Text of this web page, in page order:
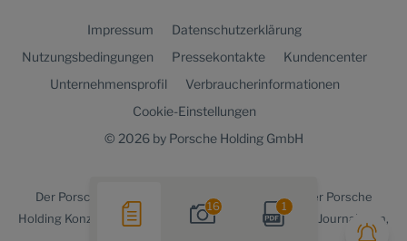
16 1
Impressum
Datenschutzerklärung
Nutzungsbedingungen
Pressekontakte
Kundencenter
Unternehmensprofil
Verbraucherinformationen
Cookie-Einstellungen
© 2026 by Porsche Holding GmbH
Der Porsche Holding newsroomist ein Angebot der Porsche
Holding Konzernkommunikation für Medienvertreter, Journalisten,